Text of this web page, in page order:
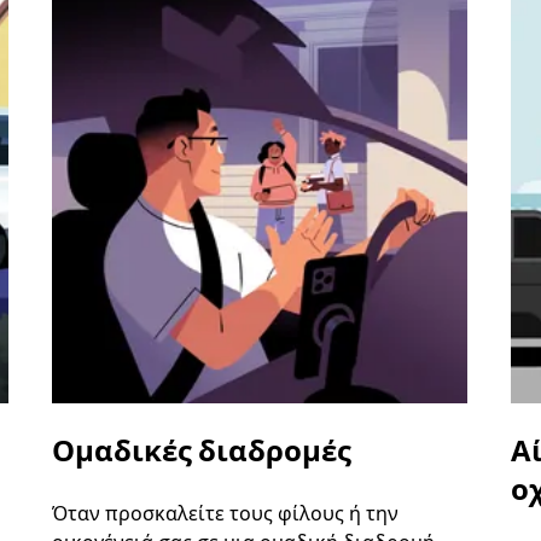
Ομαδικές διαδρομές
Όταν προσκαλείτε τους φίλους ή την